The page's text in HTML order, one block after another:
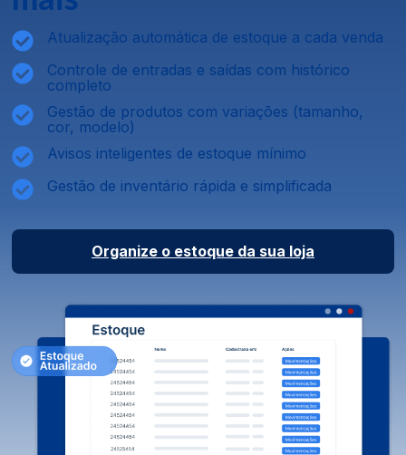
Atualização automática de estoque a cada venda
Controle de entradas e saídas com histórico
completo
Gestão de produtos com variações (tamanho,
cor, modelo)
Avisos inteligentes de estoque mínimo
Gestão de inventário rápida e simplificada
Organize o estoque da sua loja